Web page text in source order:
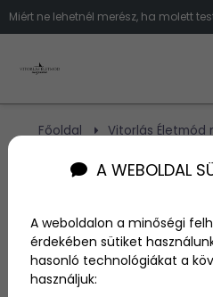
Főoldal
Vitorlás Életmód
ha molett
A WEBOLDAL
A weboldalon a minőségi
érdekében sütiket
hasonló technológiákat a
használjuk: